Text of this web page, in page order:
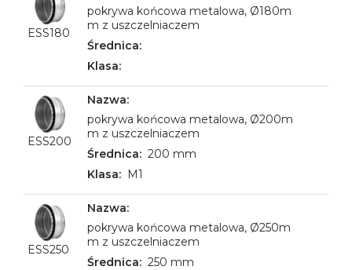
ESS180
pokrywa końcowa metalowa, Ø180m
m z uszczelniaczem
ESS200
pokrywa końcowa metalowa, Ø200m
m z uszczelniaczem
200 mm
M1
ESS250
pokrywa końcowa metalowa, Ø250m
m z uszczelniaczem
250 mm